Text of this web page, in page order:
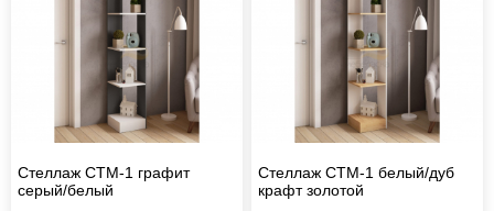
Стеллаж СТМ-1 графит
серый/белый
Стеллаж СТМ-1 белый/дуб
крафт золотой